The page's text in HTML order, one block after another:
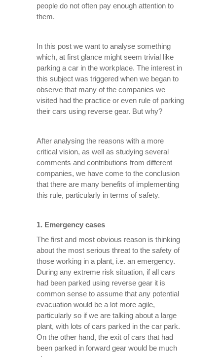
people do not often pay enough attention to
them.
In this post we want to analyse something
which, at first glance might seem trivial like
parking a car in the workplace. The interest in
this subject was triggered when we began to
observe that many of the companies we
visited had the practice or even rule of parking
their cars using reverse gear. But why?
After analysing the reasons with a more
critical vision, as well as studying several
comments and contributions from different
companies, we have come to the conclusion
that there are many benefits of implementing
this rule, particularly in terms of safety.
1. Emergency cases
The first and most obvious reason is thinking
about the most serious threat to the safety of
those working in a plant, i.e. an emergency.
During any extreme risk situation, if all cars
had been parked using reverse gear it is
common sense to assume that any potential
evacuation would be a lot more agile,
particularly so if we are talking about a large
plant, with lots of cars parked in the car park.
On the other hand, the exit of cars that had
been parked in forward gear would be much